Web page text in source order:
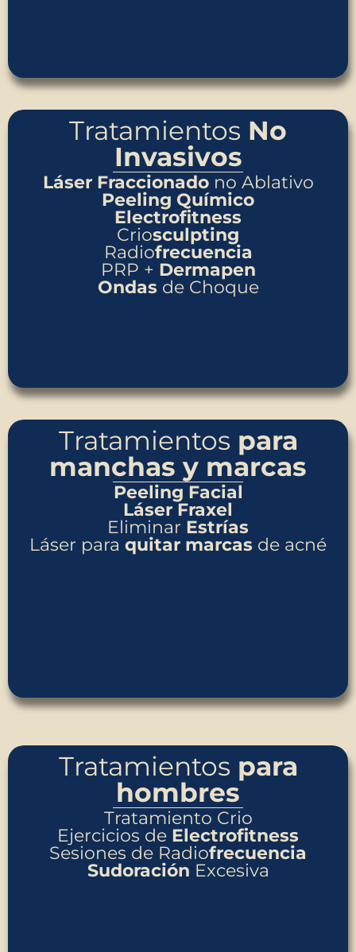
Tratamientos No
Invasivos
Láser Fraccionadono Ablativo
Peeling Químico
Electrofitness
Criosculpting
Radiofrecuencia
PRP + Dermapen
Ondas de Choque
Tratamientos para
manchas y marcas
Peeling Facial
Láser Fraxel
Eliminar Estrías
Láser para quitar marcas de acné
Tratamientos para
hombres
Tratamiento Crio
Ejercicios de Electrofitness
Sesiones de Radiofrecuencia
Sudoración Excesiva